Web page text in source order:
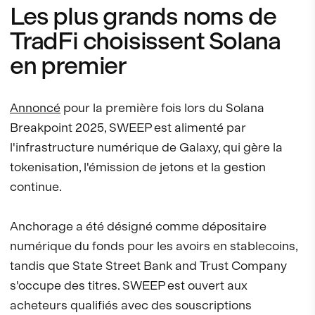
Les plus grands noms de
TradFi choisissent Solana
en premier
Annoncé pour la première fois lors du Solana
Breakpoint 2025, SWEEP est alimenté par
l'infrastructure numérique de Galaxy, qui gère la
tokenisation, l'émission de jetons et la gestion
continue.
Anchorage a été désigné comme dépositaire
numérique du fonds pour les avoirs en stablecoins,
tandis que State Street Bank and Trust Company
s'occupe des titres. SWEEP est ouvert aux
acheteurs qualifiés avec des souscriptions